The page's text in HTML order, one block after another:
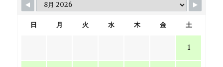
日 月 火 水 木 金 土
1